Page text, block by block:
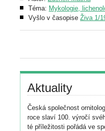
Téma: Mykologie,
Vyšlo v časopise Živa 1/
Aktuality
Česká společnost
roce slaví 100. výročí
té příležitosti pořádá ve